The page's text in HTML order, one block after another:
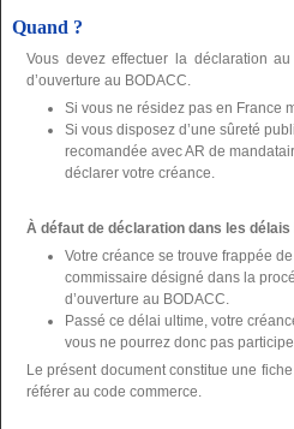
Quand ?
Vous devez effectuer la déclaration
d’ouverture au BODACC.
Si vous ne résidez pas en France
Si vous disposez d’une sûreté
recomandée avec AR de
déclarer votre créance.
À défaut de déclaration dans les délais
Votre créance se trouve frappée
commissaire désigné dans la
d’ouverture au BODACC.
Passé ce délai ultime, votre
vous ne pourrez donc pas
Le présent document constitue une
référer au code commerce.